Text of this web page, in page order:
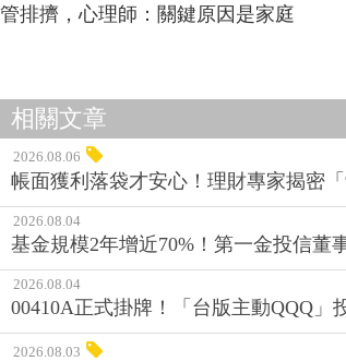
管排擠，心理師：關鍵原因是家庭
相關文章
2026.08.06
帳面獲利落袋才安心！理財專家揭密
2026.08.04
基金規模2年增近70%！第一金投信董
2026.08.04
00410A正式掛牌！「台版主動QQQ
2026.08.03